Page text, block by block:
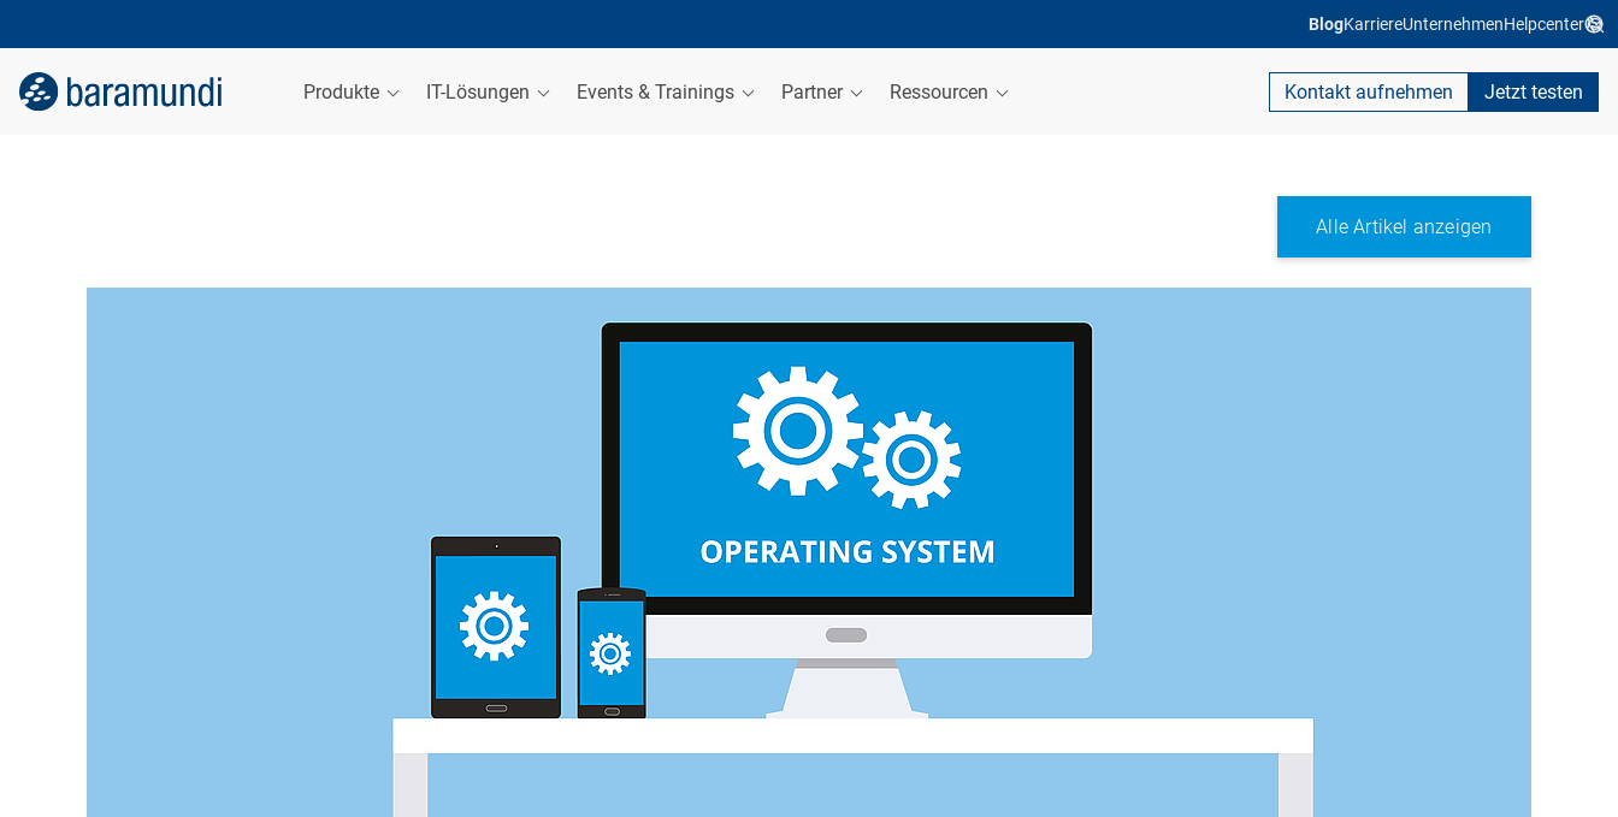
BlogKarriereUnternehmenHelpcenter
Produkte IT-Lösungen Events & Trainings Partner Ressourcen Kontakt aufnehmen Jetzt testen
Alle Artikel anzeigen